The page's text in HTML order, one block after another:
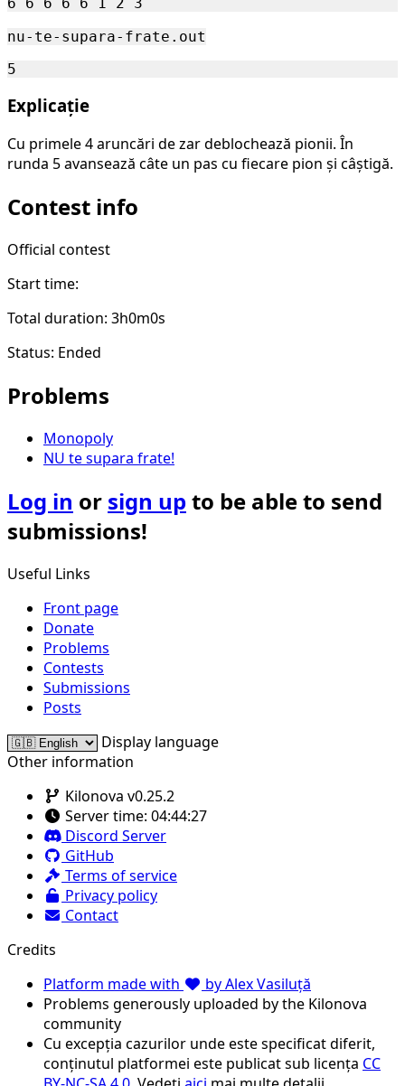
nu-te-supara-frate.out
Explicație
Cu primele 4 aruncări de zar deblochează pionii. În
runda 5 avansează câte un pas cu fiecare pion și câștigă.
Contest info
Official contest
Start time:
Total duration: 3h0m0s
Status: Ended
Problems
Monopoly
NU te supara frate!
Log in or sign upto be able to send
submissions!
Useful Links
Front page
Donate
Problems
Contests
Submissions
Posts
Display language
Other information
Kilonova v0.25.2
Server time: 04:44:27
Discord Server
GitHub
Terms of service
Privacy policy
Contact
Credits
Platform made with
by Alex Vasiluță
Problems generously uploaded by the Kilonova
community
Cu excepția cazurilor unde este specificat diferit,
conținutul platformei este publicat sub licența CC